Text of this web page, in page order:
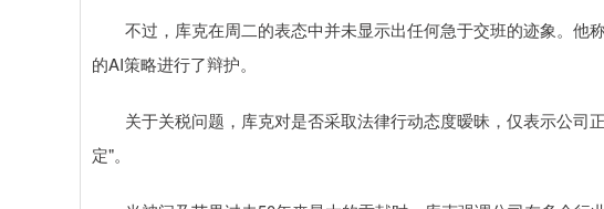
不过，库克在周二的表态中并未显示出任何急于交班的迹象。他
的AI策略进行了辩护。
关于关税问题，库克对是否采取法律行动态度暧昧，仅表示公司
定"。